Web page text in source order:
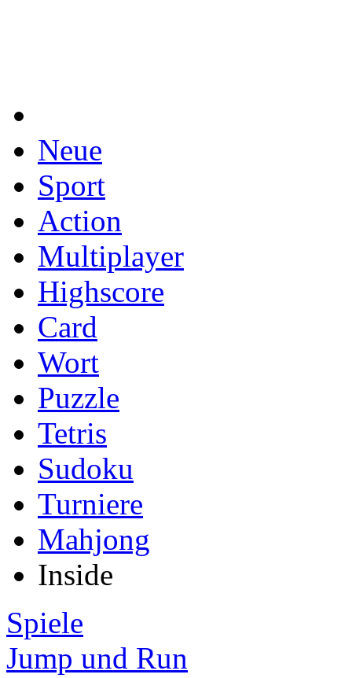
Neue
Sport
Action
Multiplayer
Highscore
Card
Wort
Puzzle
Tetris
Sudoku
Turniere
Mahjong
Inside
Spiele
Jump und Run